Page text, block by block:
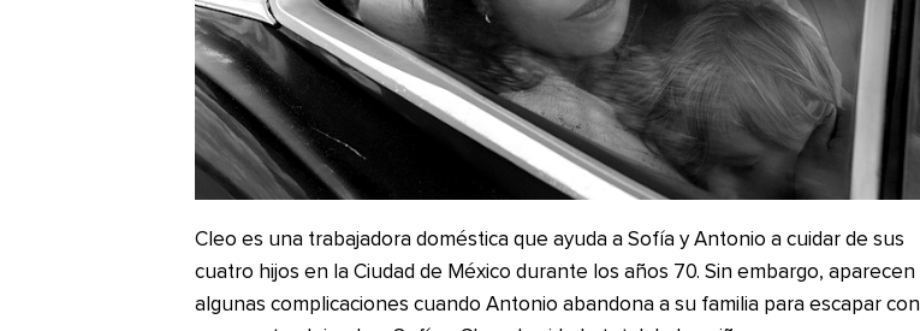
Cleo es una trabajadora doméstica que ayuda a Sofía y Antonio a cuidar de sus
cuatro hijos en la Ciudad de México durante los años 70. Sin embargo, aparecen
algunas complicaciones cuando Antonio abandona a su familia para escapar con